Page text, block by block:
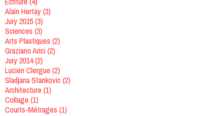
Alain Hertay(3)
Jury 2015(3)
Sciences (3)
Arts Plastiques (2)
Graziano Arici (2)
Jury 2014(2)
Lucien Clergue (2)
Sladjana Stankovic (2)
Architecture (1)
Collage (1)
Courts-Métrages (1)